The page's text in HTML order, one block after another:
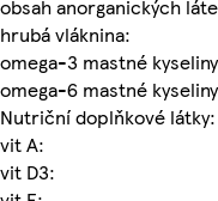
obsah anorganických
hrubá vláknina:
omega-3 mastné
omega-6 mastné
Nutriční doplňkové látky:
vit A:
vit D3: